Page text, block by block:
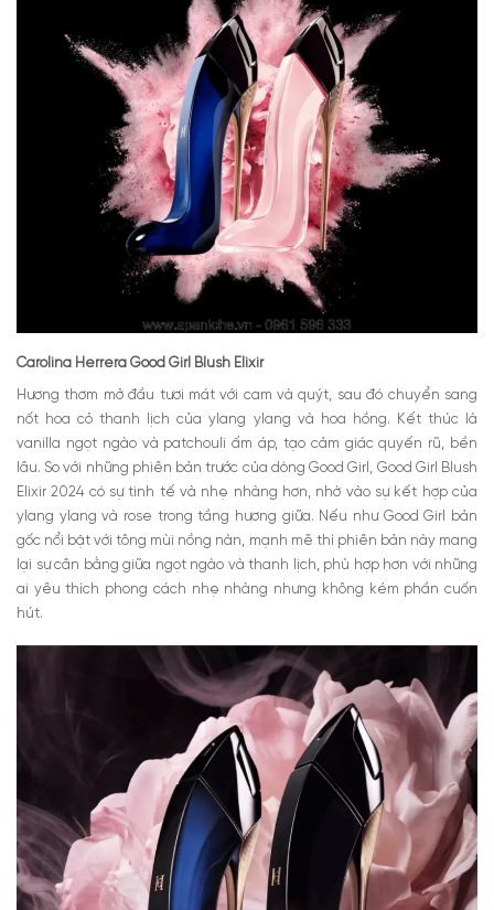
Carolina Herrera Good Girl Blush Elixir
Hương thơm mở đầu tươi mát với cam và quýt, sau đó chuyển sang
nốt hoa cỏ thanh lịch của ylang ylang và hoa hồng. Kết thúc là
vanilla ngọt ngào và patchouli ấm áp, tạo cảm giác quyến rũ, bền
lâu. So với những phiên bản trước của dòng Good Girl, Good Girl Blush
Elixir 2024 có sự tinh tế và nhẹ nhàng hơn, nhờ vào sự kết hợp của
ylang ylang và rose trong tầng hương giữa. Nếu như Good Girl bản
gốc nổi bật với tông mùi nồng nàn, mạnh mẽ thì phiên bản này mang
lại sự cân bằng giữa ngọt ngào và thanh lịch, phù hợp hơn với những
ai yêu thích phong cách nhẹ nhàng nhưng không kém phần cuốn
hút.